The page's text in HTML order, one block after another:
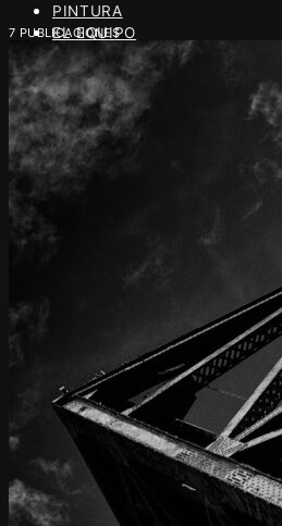
PINTURA
EL EQUIPO
7 PUBLICACIONES